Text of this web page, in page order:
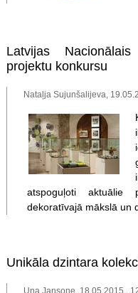
Latvijas
projektu konkursu
Nataļja Sujunšalijeva,
atspoguļoti aktuālie
dekoratīvajā mākslā un
Unikāla dzintara
Una Jansone, 18.05.2015.,